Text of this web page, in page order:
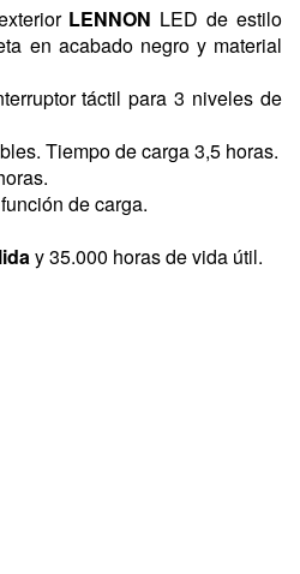
LENNON LED de estilo
en acabado negro y material
táctil para 3 niveles de
Tiempo de carga 3,5 horas.
de carga.
y 35.000 horas de vida útil.